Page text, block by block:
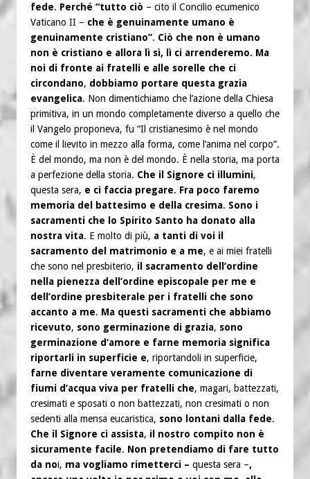
fede. Perché “tutto ciò – cito il Concilio ecumenico
Vaticano II – che è genuinamente umano è
genuinamente cristiano”. Ciò che non è umano
non è cristiano e allora lì sì, lì ci arrenderemo. Ma
noi di fronte ai fratelli e alle sorelle che ci
circondano, dobbiamo portare questa grazia
evangelica. Non dimentichiamo che l’azione della Chiesa
primitiva, in un mondo completamente diverso a quello che
il Vangelo proponeva, fu “Il cristianesimo è nel mondo
come il lievito in mezzo alla forma, come l’anima nel corpo”.
È del mondo, ma non è del mondo. È nella storia, ma porta
a perfezione della storia. Che il Signore ci illumini,
questa sera, e ci faccia pregare. Fra poco faremo
memoria del battesimo e della cresima. Sono i
sacramenti che lo Spirito Santo ha donato alla
nostra vita. E molto di più, a tanti di voi il
sacramento del matrimonio e a me, e ai miei fratelli
che sono nel presbiterio, il sacramento dell’ordine
nella pienezza dell’ordine episcopale per me e
dell’ordine presbiterale per i fratelli che sono
accanto a me. Ma questi sacramenti che abbiamo
ricevuto, sono germinazione di grazia, sono
germinazione d’amore e farne memoria significa
riportarli in superficie e, riportandoli in superficie,
farne diventare veramente comunicazione di
fiumi d’acqua viva per fratelli che, magari, battezzati,
cresimati e sposati o non battezzati, non cresimati o non
sedenti alla mensa eucaristica, sono lontani dalla fede.
Che il Signore ci assista, il nostro compito non è
sicuramente facile. Non pretendiamo di fare tutto
da noi, ma vogliamo rimetterci – questa sera –,